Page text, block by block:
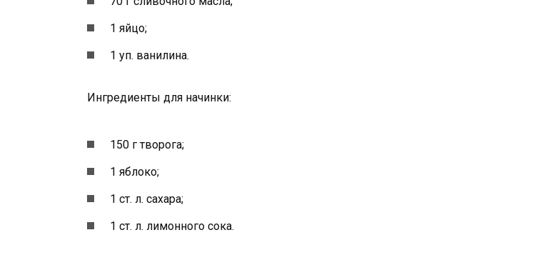
1 яйцо;
1 уп. ванилина.
Ингредиенты для начинки:
150 г творога;
1 яблоко;
1 ст. л. сахара;
1 ст. л. лимонного сока.